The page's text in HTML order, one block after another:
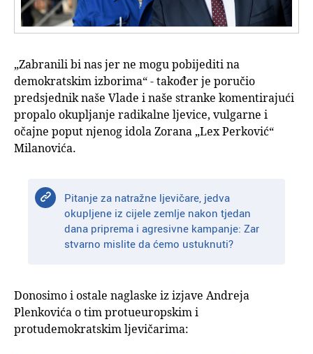
„Zabranili bi nas jer ne mogu pobijediti na
demokratskim izborima“ - također je poručio
predsjednik naše Vlade i naše stranke komentirajući
propalo okupljanje radikalne ljevice, vulgarne i
očajne poput njenog idola Zorana „Lex Perković“
Milanovića.
Pitanje za natražne ljevičare, jedva
okupljene iz cijele zemlje nakon tjedan
dana priprema i agresivne kampanje: Zar
stvarno mislite da ćemo ustuknuti?
Donosimo i ostale naglaske iz izjave Andreja
Plenkovića o tim protueuropskim i
protudemokratskim ljevičarima: